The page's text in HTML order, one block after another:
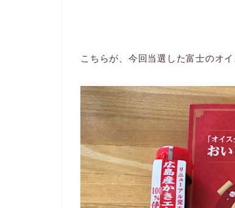
こちらが、今回当選した富士のオ